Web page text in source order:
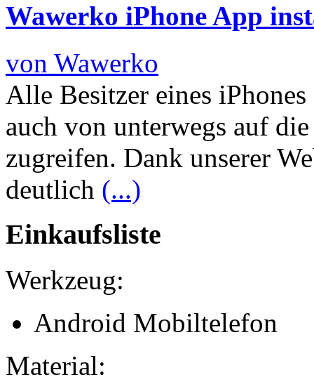
Wawerko iPhone App
von Wawerko
Alle Besitzer eines
auch von unterwegs auf
zugreifen. Dank unserer
deutlich (...)
Einkaufsliste
Werkzeug:
Android Mobiltelefon
Material: